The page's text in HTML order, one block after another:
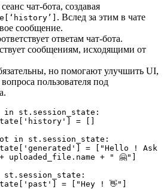
чат-бота, создавая
. Вслед за этим в чате
сообщение.
ответам чат-бота.
сообщениям, исходящими от
но помогают улучшить UI,
пользователя под
in st.session_state:
= []
not in st.session_state:
uploaded_file.name + " 🤗"]
st.session_state:
= ["Hey ! 👋"]